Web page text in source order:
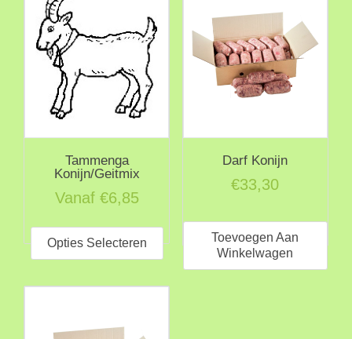
Tammenga
Konijn/Geitmix
Vanaf €6,85
Opties Selecteren
product
heeft
meerdere
Darf Konijn
€33,30
Toevoegen Aan
Winkelwagen